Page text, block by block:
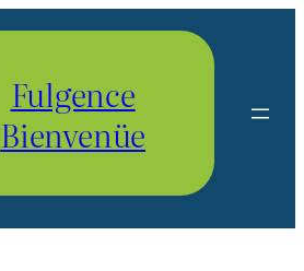
Fulgence
Bienvenüe